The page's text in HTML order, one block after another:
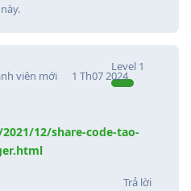
.
viên mới
Level 1
1 Th07 2024
12/share-code-tao-
Trả lời